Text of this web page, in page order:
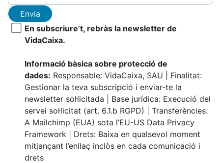
Envia
En subscriure’t, rebràs la newsletter de
VidaCaixa.
Informació bàsica sobre protecció de
dades: Responsable: VidaCaixa, SAU | Finalitat:
Gestionar la teva subscripció i enviar-te la
newsletter sol·licitada | Base jurídica: Execució del
servei sol·licitat (art. 6.1.b RGPD) | Transferències:
A Mailchimp (EUA) sota l’EU-US Data Privacy
Framework | Drets: Baixa en qualsevol moment
mitjançant l’enllaç inclòs en cada comunicació i
drets